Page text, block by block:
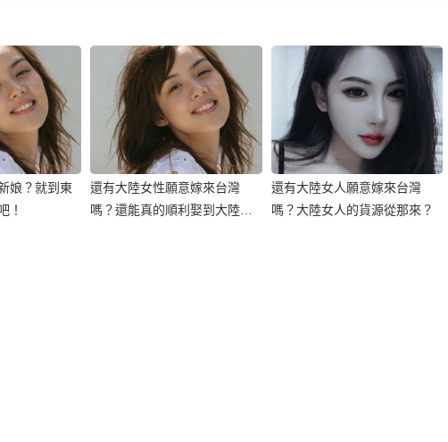
娘？就到東
！
還有大陸女性願意嫁來台灣
嗎？還能真的順利娶到大陸新
還有大陸女人願意嫁來台灣
嗎？大陸女人的貨源從那來？